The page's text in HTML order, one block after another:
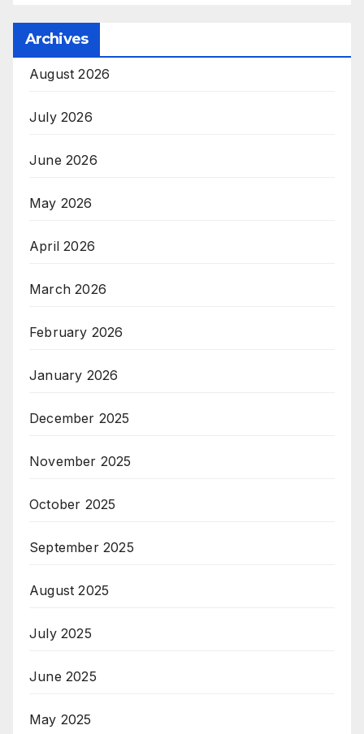
Archives
August 2026
July 2026
June 2026
May 2026
April 2026
March 2026
February 2026
January 2026
December 2025
November 2025
October 2025
September 2025
August 2025
July 2025
June 2025
May 2025